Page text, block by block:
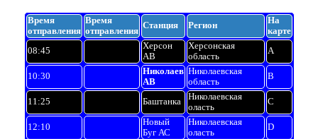
Время
отправления
Время
отправления
Станция Регион
На
карте
08:45
Херсон
АВ
Херсонская
область
A
10:30
Николаев
АВ
Николаевская
область
B
11:25 Баштанка
Николаевская
оласть
C
12:10
Новый
Буг АС
Николаевская
оласть
D